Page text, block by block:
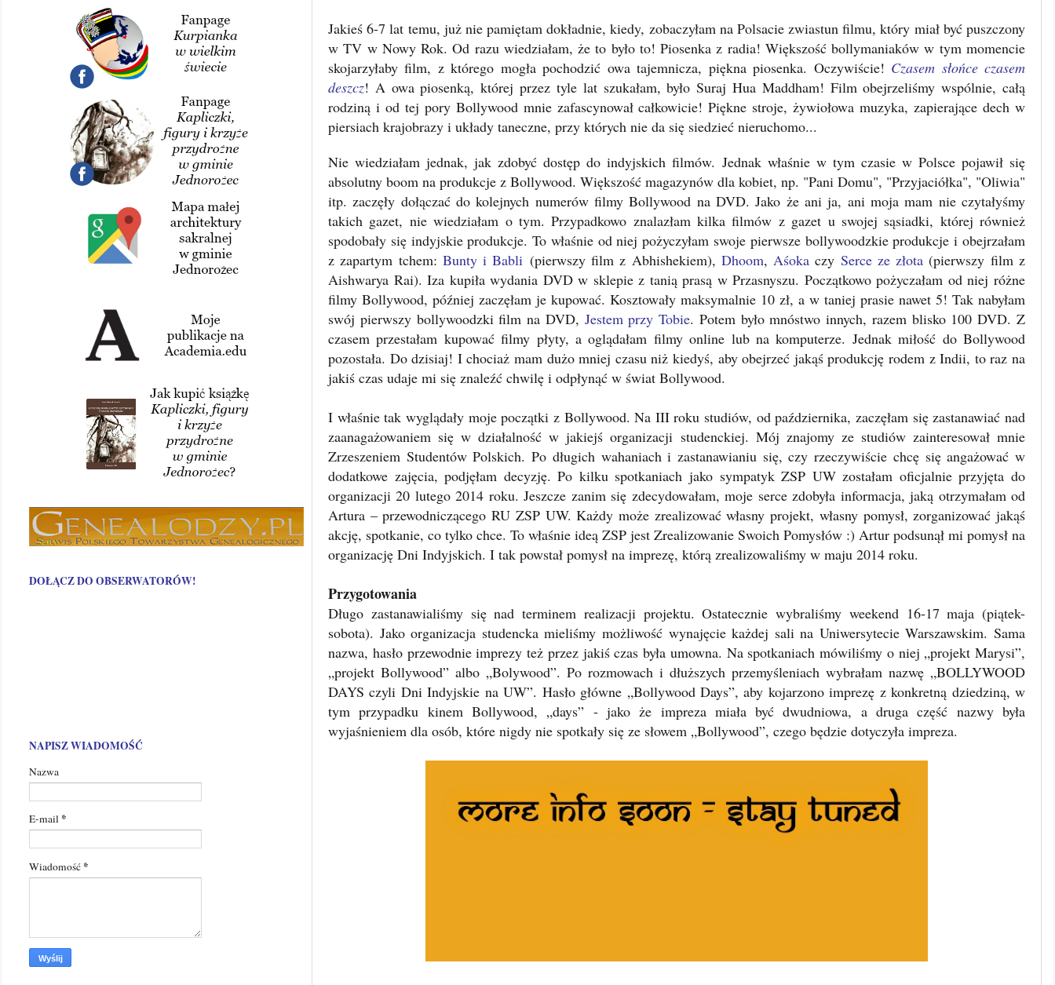
Jakieś 6-7 lat temu, już nie pamiętam dokładnie, kiedy, zobaczyłam na Polsacie zwiastun filmu, który miał być puszczony
w TV w Nowy Rok. Od razu wiedziałam, że to było to! Piosenka z radia! Większość bollymaniaków w tym momencie
skojarzyłaby film, z którego mogła pochodzić owa tajemnicza, piękna piosenka. Oczywiście! Czasem słońce czasem
deszcz! A owa piosenką, której przez tyle lat szukałam, było Suraj Hua Maddham! Film obejrzeliśmy wspólnie, całą
rodziną i od tej pory Bollywood mnie zafascynował całkowicie! Piękne stroje, żywiołowa muzyka, zapierające dech w
piersiach krajobrazy i układy taneczne, przy których nie da się siedzieć nieruchomo...
Nie wiedziałam jednak, jak zdobyć dostęp do indyjskich filmów. Jednak właśnie w tym czasie w Polsce pojawił się
absolutny boom na produkcje z Bollywood. Większość magazynów dla kobiet, np. "Pani Domu", "Przyjaciółka", "Oliwia"
itp. zaczęły dołączać do kolejnych numerów filmy Bollywood na DVD. Jako że ani ja, ani moja mam nie czytałyśmy
takich gazet, nie wiedziałam o tym. Przypadkowo znalazłam kilka filmów z gazet u swojej sąsiadki, której również
spodobały się indyjskie produkcje. To właśnie od niej pożyczyłam swoje pierwsze bollywoodzkie produkcje i obejrzałam
z zapartym tchem: Bunty i Babli (pierwszy film z Abhishekiem), Dhoom,Aśoka czy Serce ze złota (pierwszy film z
Aishwarya Rai). Iza kupiła wydania DVD w sklepie z tanią prasą w Przasnyszu. Początkowo pożyczałam od niej różne
filmy Bollywood, później zaczęłam je kupować. Kosztowały maksymalnie 10 zł, a w taniej prasie nawet 5! Tak nabyłam
swój pierwszy bollywoodzki film na DVD, Jestem przy Tobie. Potem było mnóstwo innych, razem blisko 100 DVD. Z
czasem przestałam kupować filmy płyty, a oglądałam filmy online lub na komputerze. Jednak miłość do Bollywood
pozostała. Do dzisiaj! I chociaż mam dużo mniej czasu niż kiedyś, aby obejrzeć jakąś produkcję rodem z Indii, to raz na
jakiś czas udaje mi się znaleźć chwilę i odpłynąć w świat Bollywood.
I właśnie tak wyglądały moje początki z Bollywood. Na III roku studiów, od października, zaczęłam się zastanawiać nad
zaanagażowaniem się w działalność w jakiejś organizacji studenckiej. Mój znajomy ze studiów zainteresował mnie
Zrzeszeniem Studentów Polskich. Po długich wahaniach i zastanawianiu się, czy rzeczywiście chcę się angażować w
dodatkowe zajęcia, podjęłam decyzję. Po kilku spotkaniach jako sympatyk ZSP UW zostałam oficjalnie przyjęta do
organizacji 20 lutego 2014 roku. Jeszcze zanim się zdecydowałam, moje serce zdobyła informacja, jaką otrzymałam od
Artura – przewodniczącego RU ZSP UW. Każdy może zrealizować własny projekt, własny pomysł, zorganizować jakąś
akcję, spotkanie, co tylko chce. To właśnie ideą ZSP jest Zrealizowanie Swoich Pomysłów :) Artur podsunął mi pomysł na
organizację Dni Indyjskich. I tak powstał pomysł na imprezę, którą zrealizowaliśmy w maju 2014 roku.
Przygotowania
Długo zastanawialiśmy się nad terminem realizacji projektu. Ostatecznie wybraliśmy weekend 16-17 maja (piątek-
sobota). Jako organizacja studencka mieliśmy możliwość wynajęcie każdej sali na Uniwersytecie Warszawskim. Sama
nazwa, hasło przewodnie imprezy też przez jakiś czas była umowna. Na spotkaniach mówiliśmy o niej „projekt Marysi”,
„projekt Bollywood” albo „Bolywood”. Po rozmowach i dłuższych przemyśleniach wybrałam nazwę „BOLLYWOOD
DAYS czyli Dni Indyjskie na UW”. Hasło główne „Bollywood Days”, aby kojarzono imprezę z konkretną dziedziną, w
tym przypadku kinem Bollywood, „days” - jako że impreza miała być dwudniowa, a druga część nazwy była
wyjaśnieniem dla osób, które nigdy nie spotkały się ze słowem „Bollywood”, czego będzie dotyczyła impreza.
DOŁĄCZ DO OBSERWATORÓW!
NAPISZ WIADOMOŚĆ
Nazwa
E-mail*
Wiadomość*